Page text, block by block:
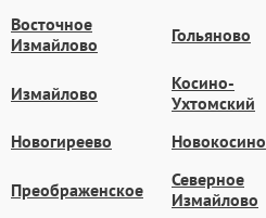
Восточное
Измайлово
Гольяново
Измайлово
Косино-
Ухтомский
Новогиреево Новокосино
Преображенское
Северное
Измайлово